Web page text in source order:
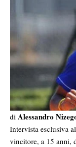
di Alessandro
Intervista esclusiva
vincitore, a 15 anni,